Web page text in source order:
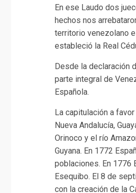
En ese Laudo dos
hechos nos
territorio venezolano
estableció la Real
Desde la declaración
parte integral de
Española.
La capitulación a
Nueva Andalucía,
Orinoco y el río
Guyana. En 1772
poblaciones. En 1776
Esequibo. El 8 de
con la creación de la